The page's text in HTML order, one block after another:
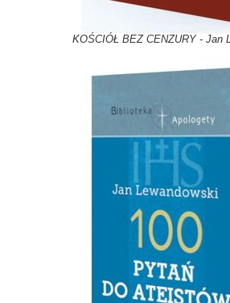
KOŚCIÓŁ BEZ CENZURY - Jan